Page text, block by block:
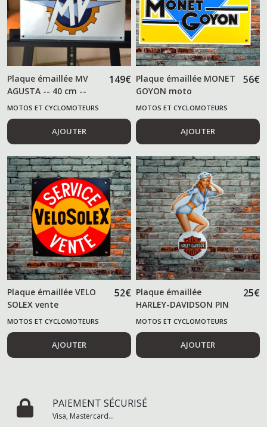
Plaque émaillée MV
AGUSTA -- 40 cm --
149€
MOTOS ET CYCLOMOTEURS
AJOUTER
Plaque émaillée MONET
GOYON moto
56€
MOTOS ET CYCLOMOTEURS
AJOUTER
Plaque émaillée VELO
SOLEX vente
52€
MOTOS ET CYCLOMOTEURS
AJOUTER
Plaque émaillée
HARLEY-DAVIDSON PIN
UP
25€
MOTOS ET CYCLOMOTEURS
AJOUTER
PAIEMENT SÉCURISÉ
Visa, Mastercard...